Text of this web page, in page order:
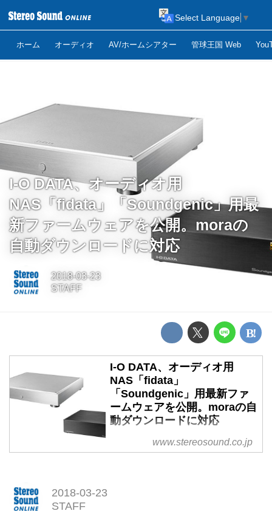
ホーム オーディオ AV/ホームシアター 管球王国 Web
Select Language ▼
I-O DATA、オーディオ用
NAS「fidata」「Soundgenic」用最
新ファームウェアを公開。moraの
自動ダウンロードに対応
2018-03-23
STAFF
I-O DATA、オーディオ用
NAS「fidata」
「Soundgenic」用最新ファ
ームウェアを公開。moraの自
動ダウンロードに対応
www.stereosound.co.jp
2018-03-23
STAFF